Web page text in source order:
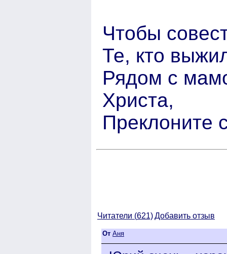
Чтобы
Те, кто
Рядом с
Христа,
Преклоните
Читатели (621)Добавить отзыв
От Аня